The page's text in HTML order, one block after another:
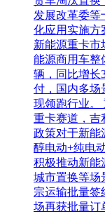
发展改革委等
化应用实施方
新能源重卡市
能源商用车整
辆，同比增长
付，国内多场
现领跑行业。
重卡赛道，吉
政策对于新能
醇电动+纯电
积极推动新能
城市置换等场
宗运输批量签
场再获批量订